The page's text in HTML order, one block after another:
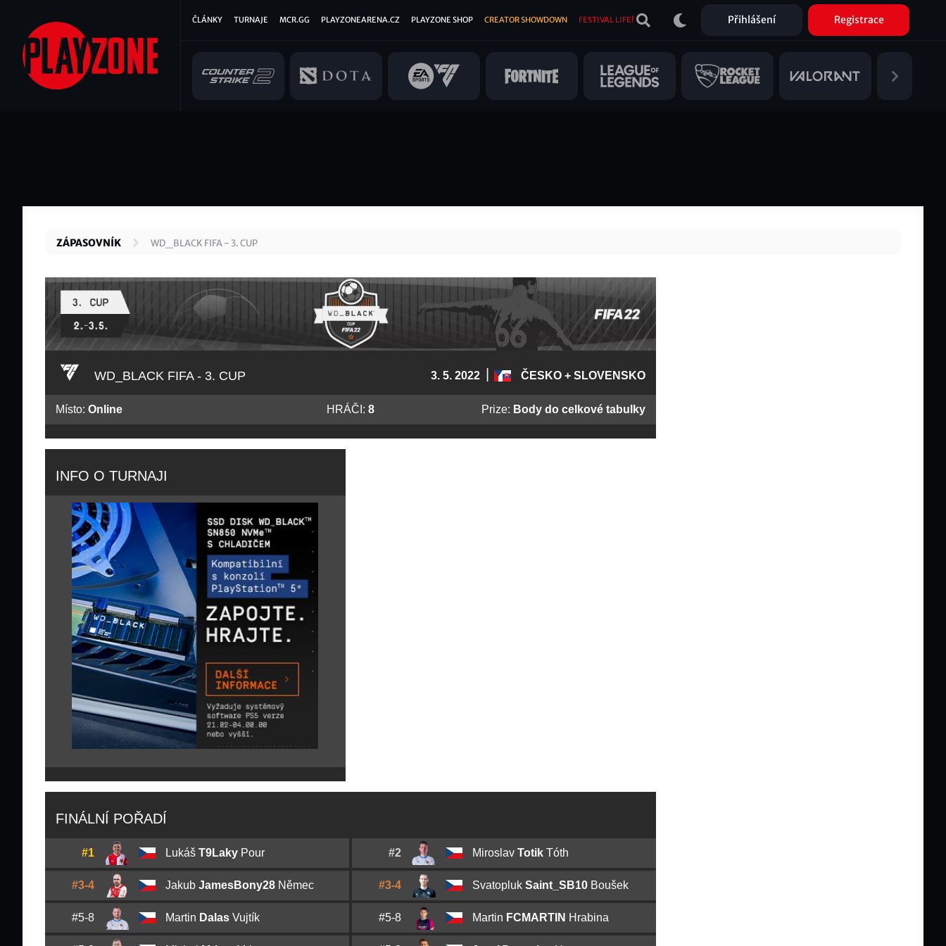
hlavnímu
obsahu
Přihlášení Registrace
Hlavní
ČLÁNKY TURNAJE MCR.GG PLAYZONEARENA.CZ PLAYZONE SHOP CREATOR SHOWDOWN FESTIVAL LIFE!
ZÁPASOVNÍK WD_BLACK FIFA - 3. CUP
WD_BLACK FIFA - 3. CUP 3. 5. 2022 ČESKO + SLOVENSKO
Místo: Online HRÁČI: 8 Prize: Body do celkové tabulky
INFO O TURNAJI
FINÁLNÍ POŘADÍ
#1 Lukáš T9Laky Pour #2 Miroslav Totik Tóth
#3-4 Jakub JamesBony28 Němec #3-4 Svatopluk Saint_SB10 Boušek
#5-8 Martin Dalas Vujtík #5-8 Martin FCMARTIN Hrabina